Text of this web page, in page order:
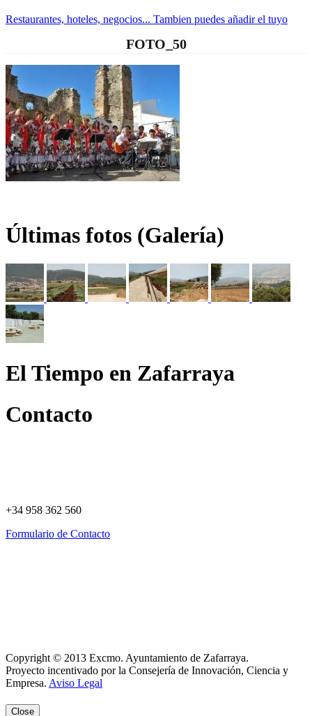
Restaurantes, hoteles, negocios... Tambien puedes añadir el tuyo
FOTO_50
Últimas fotos (Galería)
El Tiempo en Zafarraya
Contacto
+34 958 362 560
Formulario de Contacto
Copyright © 2013 Excmo. Ayuntamiento de Zafarraya.
Proyecto incentivado por la Consejería de Innovación, Ciencia y
Empresa. Aviso Legal
Close